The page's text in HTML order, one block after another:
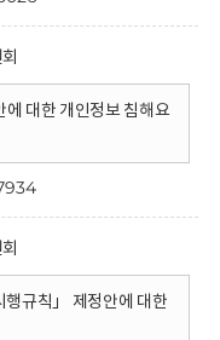
에 대한 개인정보 침해요
행규칙」 제정안에 대한